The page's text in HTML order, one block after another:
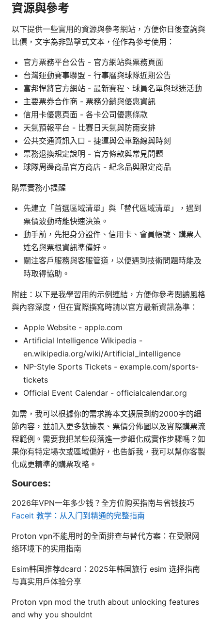
資源與參考
以下提供一些實用的資源與參考網站，方便你日後查詢與
比價，文字為非點擊式文本，僅作為參考使用：
官方票務平台公告 - 官方網站與票務頁面
台灣運動賽事聯盟 - 行事曆與球隊近期公告
富邦悍將官方網站 - 最新賽程、球員名單與球迷活動
主要票券合作商 - 票務分銷與優惠資訊
信用卡優惠頁面 - 各卡公司優惠條款
天氣預報平台 - 比賽日天氣與防雨安排
公共交通資訊入口 - 捷運與公車路線與時刻
票務退換規定說明 - 官方條款與常見問題
球隊周邊商品官方商店 - 紀念品與限定商品
購票實務小提醒
先建立「首選區域清單」與「替代區域清單」，遇到
票價波動時能快速決策。
動手前，先把身分證件、信用卡、會員帳號、購票人
姓名與票根資訊準備好。
關注客戶服務與客服管道，以便遇到技術問題時能及
時取得協助。
附註：以下是我學習用的示例連結，方便你參考閱讀風格
與內容深度，但在實際撰寫時請以官方最新資訊為準：
Apple Website - apple.com
Artificial Intelligence Wikipedia -
en.wikipedia.org/wiki/Artificial_intelligence
NP-Style Sports Tickets - example.com/sports-
tickets
Official Event Calendar - officialcalendar.org
如需，我可以根據你的需求將本文擴展到約2000字的細
節內容，並加入更多數據表、票價分佈圖以及實際購票流
程範例。需要我把某些段落進一步細化成實作步驟嗎？如
果你有特定場次或區域偏好，也告訴我，我可以幫你客製
化成更精準的購票攻略。
Sources:
2026年VPN一年多少钱？全方位购买指南与省钱技巧
Faceit 教学：从入门到精通的完整指南
Proton vpn不能用时的全面排查与替代方案：在受限网
络环境下的实用指南
Esim韩国推荐dcard：2025年韩国旅行 esim 选择指南
与真实用户体验分享
Proton vpn mod the truth about unlocking features
and why you shouldnt